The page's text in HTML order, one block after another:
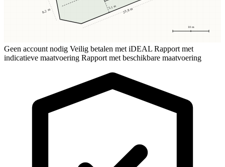
10 m
5,1 m 23,8 m
8,2 m
Geen account nodig Veilig betalen met iDEAL Rapport met
indicatieve maatvoering Rapport met beschikbare maatvoering